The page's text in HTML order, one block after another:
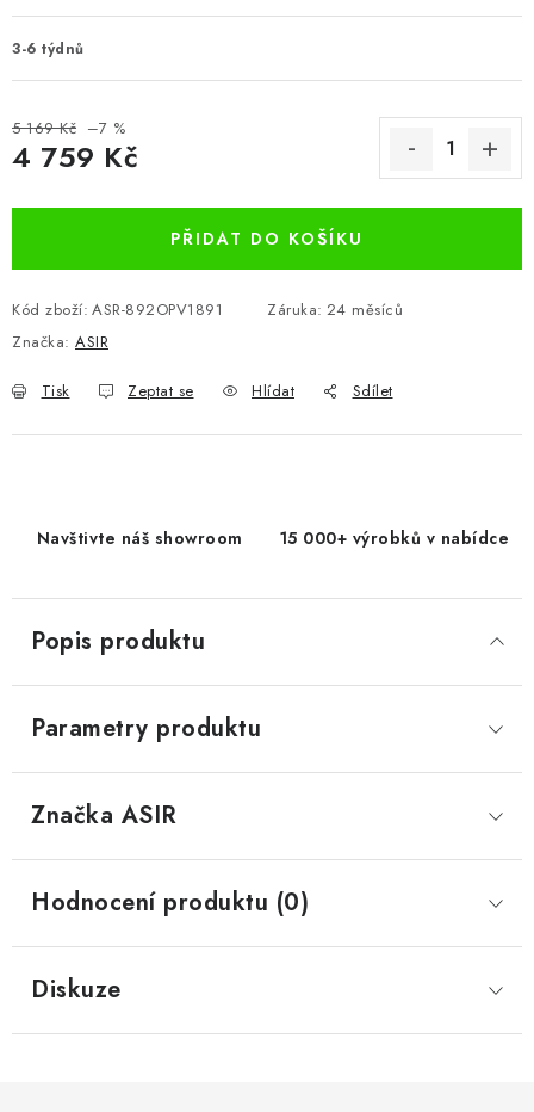
Vše o nákupu
3-6 týdnů
5 169 Kč –7 %
4 759 Kč
PŘIDAT DO KOŠÍKU
Kód zboží: ASR-892OPV1891 Záruka: 24 měsíců
Značka: ASIR
Tisk Zeptat se Hlídat Sdílet
Navštivte náš showroom 15 000+ výrobků v nabídce
Popis produktu
Parametry produktu
Značka ASIR
Hodnocení produktu (0)
Diskuze